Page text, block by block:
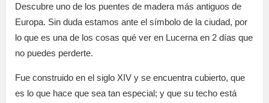
Descubre uno de los puentes de madera más antiguos de
Europa. Sin duda estamos ante el símbolo de la ciudad, por
lo que es una de los cosas qué ver en Lucerna en 2 días que
no puedes perderte.
Fue construido en el siglo XIV y se encuentra cubierto, que
es lo que hace que sea tan especial; y que su techo está